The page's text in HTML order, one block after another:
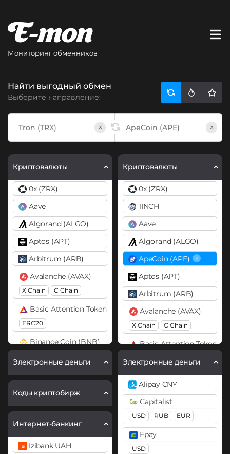
Мониторинг обменников
Найти выгодный обмен
Выберите направление:
× ×
Криптовалюты
0x (ZRX)
Aave
Algorand (ALGO)
Aptos (APT)
Arbitrum (ARB)
Avalanche (AVAX)
X Chain C Chain
Basic Attention Token (BAT)
ERC20
Binance Coin (BNB)
Bitcoin (BTC)
Bitcoin Cash (BCH)
Cardano (ADA)
Chainlink (LINK)
Электронные деньги
Коды криптобирж
Интернет-банкинг
Izibank UAH
Криптовалюты
0x (ZRX)
1INCH
Aave
Algorand (ALGO)
ApeCoin (APE)
×
Aptos (APT)
Arbitrum (ARB)
Avalanche (AVAX)
X Chain C Chain
Basic Attention Token
Binance Coin (BNB)
BEP20 BEP2
Bitcoin (BTC)
BTC BEP20
Lightning
OP
ARB
Электронные деньги
Alipay CNY
Capitalist
USD RUB EUR
Epay
USD